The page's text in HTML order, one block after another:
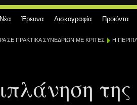
Νέα Έρευνα Δισκογραφία Προϊόντα
ΣΕ ΠΡΑΚΤΙΚΑ ΣΥΝΕΔΡΙΩΝ ΜΕ ΚΡΙΤΕΣ Η